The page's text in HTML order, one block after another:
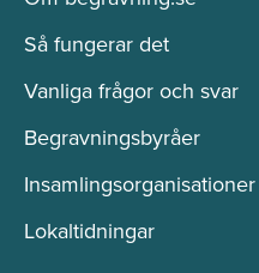
Så fungerar det
Vanliga frågor och svar
Begravningsbyråer
Insamlingsorganisationer
Lokaltidningar